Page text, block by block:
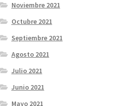
Noviembre 2021
Octubre 2021
Septiembre 2021
Agosto 2021
Julio 2021
Junio 2021
Mayo 2021